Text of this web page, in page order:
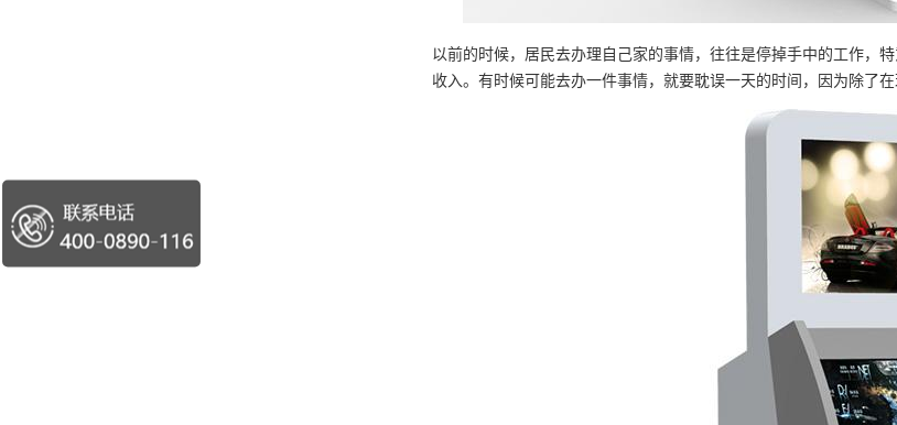
以前的时候，居民去办理自己家的事情，往往是停掉手中的工作，
收入。有时候可能去办一件事情，就要耽误一天的时间，因为除了